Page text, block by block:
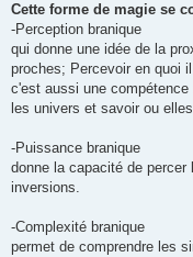
Cette forme de magie se
-Perception branique
qui donne une idée de la
proches; Percevoir en quoi
c'est aussi une
les univers et savoir ou
-Puissance branique
donne la capacité de
inversions.
-Complexité branique
permet de comprendre les